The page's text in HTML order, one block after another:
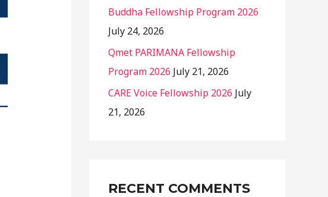
Buddha Fellowship Program 2026
July 24, 2026
Qmet PARIMANA Fellowship
Program 2026 July 21, 2026
CARE Voice Fellowship 2026 July
21, 2026
RECENT COMMENTS